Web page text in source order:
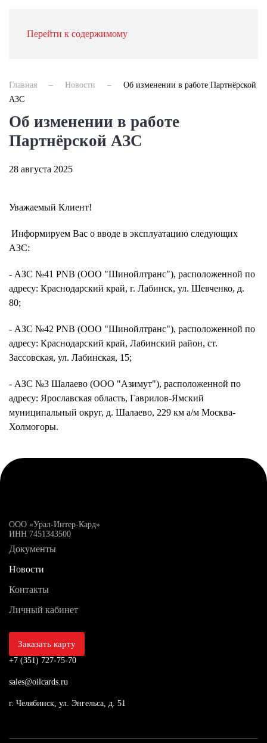
Перейти к содержимому
Главная Новости
Об изменении в работе Партнёрской
АЗС
Об изменении в работе
Партнёрской АЗС
28 августа 2025
Уважаемый Клиент!
Информируем Вас о вводе в эксплуатацию следующих
АЗС:
- АЗС №41 PNB (ООО "Шинойлтранс"), расположенной по
адресу: Краснодарский край, г. Лабинск, ул. Шевченко, д.
80;
- АЗС №42 PNB (ООО "Шинойлтранс"), расположенной по
адресу: Краснодарский край, Лабинский район, ст.
Зассовская, ул. Лабинская, 15;
- АЗС №3 Шалаево (ООО "Азимут"), расположенной по
адресу: Ярославская область, Гаврилов-Ямский
муниципальный округ, д. Шалаево, 229 км а/м Москва-
Холмогоры.
ООО «Урал-Интер-Кард»
ИНН 7451343500
Документы
Новости
Контакты
Личный кабинет
Заказать карту
+7 (351) 727-75-70
sales@oilcards.ru
г. Челябинск, ул. Энгельса, д. 51